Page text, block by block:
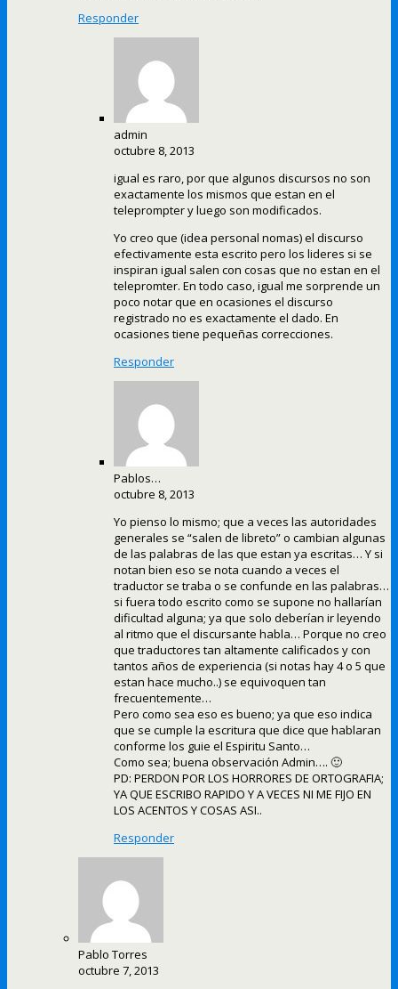
Responder
admin
octubre 8, 2013
igual es raro, por que algunos discursos no son
exactamente los mismos que estan en el
teleprompter y luego son modificados.
Yo creo que (idea personal nomas) el discurso
efectivamente esta escrito pero los lideres si se
inspiran igual salen con cosas que no estan en el
telepromter. En todo caso, igual me sorprende un
poco notar que en ocasiones el discurso
registrado no es exactamente el dado. En
ocasiones tiene pequeñas correcciones.
Responder
Pablos…
octubre 8, 2013
Yo pienso lo mismo; que a veces las autoridades
generales se “salen de libreto” o cambian algunas
de las palabras de las que estan ya escritas… Y si
notan bien eso se nota cuando a veces el
traductor se traba o se confunde en las palabras…
si fuera todo escrito como se supone no hallarían
dificultad alguna; ya que solo deberían ir leyendo
al ritmo que el discursante habla… Porque no creo
que traductores tan altamente calificados y con
tantos años de experiencia (si notas hay 4 o 5 que
estan hace mucho..) se equivoquen tan
frecuentemente…
Pero como sea eso es bueno; ya que eso indica
que se cumple la escritura que dice que hablaran
conforme los guie el Espiritu Santo…
Como sea; buena observación Admin…. 🙂
PD: PERDON POR LOS HORRORES DE ORTOGRAFIA;
YA QUE ESCRIBO RAPIDO Y A VECES NI ME FIJO EN
LOS ACENTOS Y COSAS ASI..
Responder
Pablo Torres
octubre 7, 2013